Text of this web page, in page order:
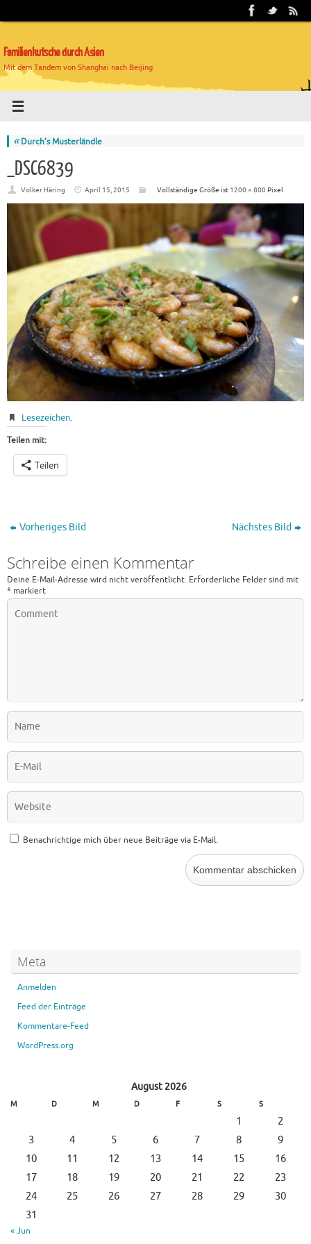
Familienkutsche durch Asien
Mit dem Tandem von Shanghai nach Beijing
«Durch’s Musterländle
_DSC6839
Volker Häring April 15, 2015 Vollständige Größe ist 1200 × 800 Pixel
Lesezeichen.
Teilen mit:
Teilen
Vorheriges Bild Nächstes Bild
Schreibe einen Kommentar
Deine E-Mail-Adresse wird nicht veröffentlicht. Erforderliche Felder sind mit
* markiert
Benachrichtige mich über neue Beiträge via E-Mail.
Meta
Anmelden
Feed der Einträge
Kommentare-Feed
WordPress.org
August 2026
M D M D F S S
1
2
3
4 5 6 7 8
9
10
11 12 13 14 15
16
17
18 19 20 21 22
23
24
25 26 27 28 29
30
31
« Jun